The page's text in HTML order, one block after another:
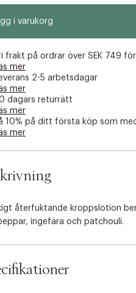
i varukorg
frakt på ordrar över SEK 749
mer
2-5 arbetsdagar
mer
dagars returrätt
mer
10% på ditt första köp som
mer
återfuktande kroppslotion
ingefära och patchouli.